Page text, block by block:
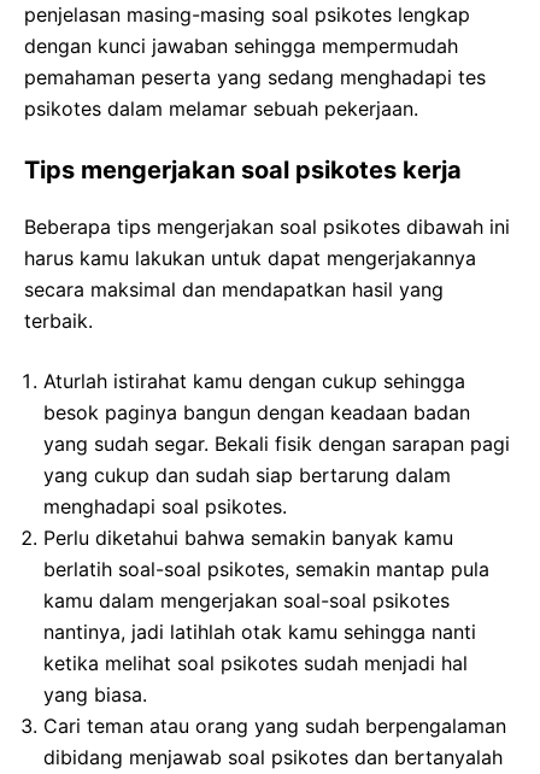
penjelasan masing-masing soal psikotes lengkap
dengan kunci jawaban sehingga mempermudah
pemahaman peserta yang sedang menghadapi tes
psikotes dalam melamar sebuah pekerjaan.
Tips mengerjakan soal psikotes kerja
Beberapa tips mengerjakan soal psikotes dibawah ini
harus kamu lakukan untuk dapat mengerjakannya
secara maksimal dan mendapatkan hasil yang
terbaik.
Aturlah istirahat kamu dengan cukup sehingga
besok paginya bangun dengan keadaan badan
yang sudah segar. Bekali fisik dengan sarapan pagi
yang cukup dan sudah siap bertarung dalam
menghadapi soal psikotes.
Perlu diketahui bahwa semakin banyak kamu
berlatih soal-soal psikotes, semakin mantap pula
kamu dalam mengerjakan soal-soal psikotes
nantinya, jadi latihlah otak kamu sehingga nanti
ketika melihat soal psikotes sudah menjadi hal
yang biasa.
Cari teman atau orang yang sudah berpengalaman
dibidang menjawab soal psikotes dan bertanyalah